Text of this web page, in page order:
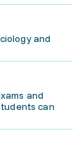
and
and
can